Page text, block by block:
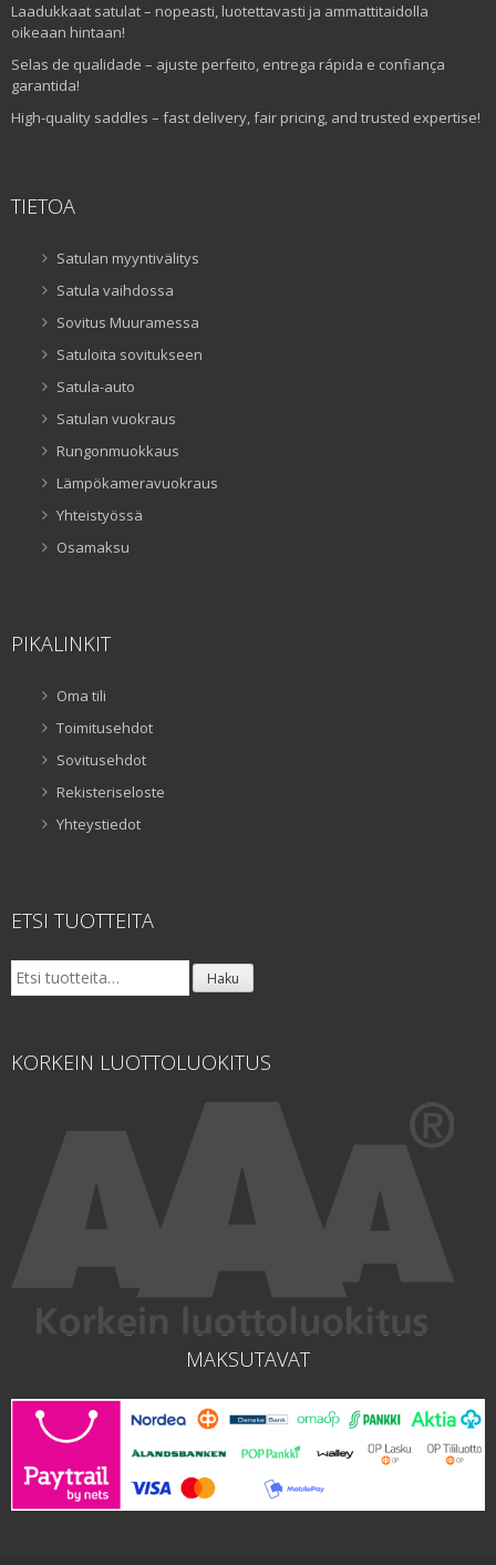
Laadukkaat satulat – nopeasti, luotettavasti ja ammattitaidolla
oikeaan hintaan!
Selas de qualidade – ajuste perfeito, entrega rápida e confiança
garantida!
High-quality saddles – fast delivery, fair pricing, and trusted expertise!
TIETOA
Satulan myyntivälitys
Satula vaihdossa
Sovitus Muuramessa
Satuloita sovitukseen
Satula-auto
Satulan vuokraus
Rungonmuokkaus
Lämpökameravuokraus
Yhteistyössä
Osamaksu
PIKALINKIT
Oma tili
Toimitusehdot
Sovitusehdot
Rekisteriseloste
Yhteystiedot
ETSI TUOTTEITA
Etsi: Haku
KORKEIN LUOTTOLUOKITUS
MAKSUTAVAT